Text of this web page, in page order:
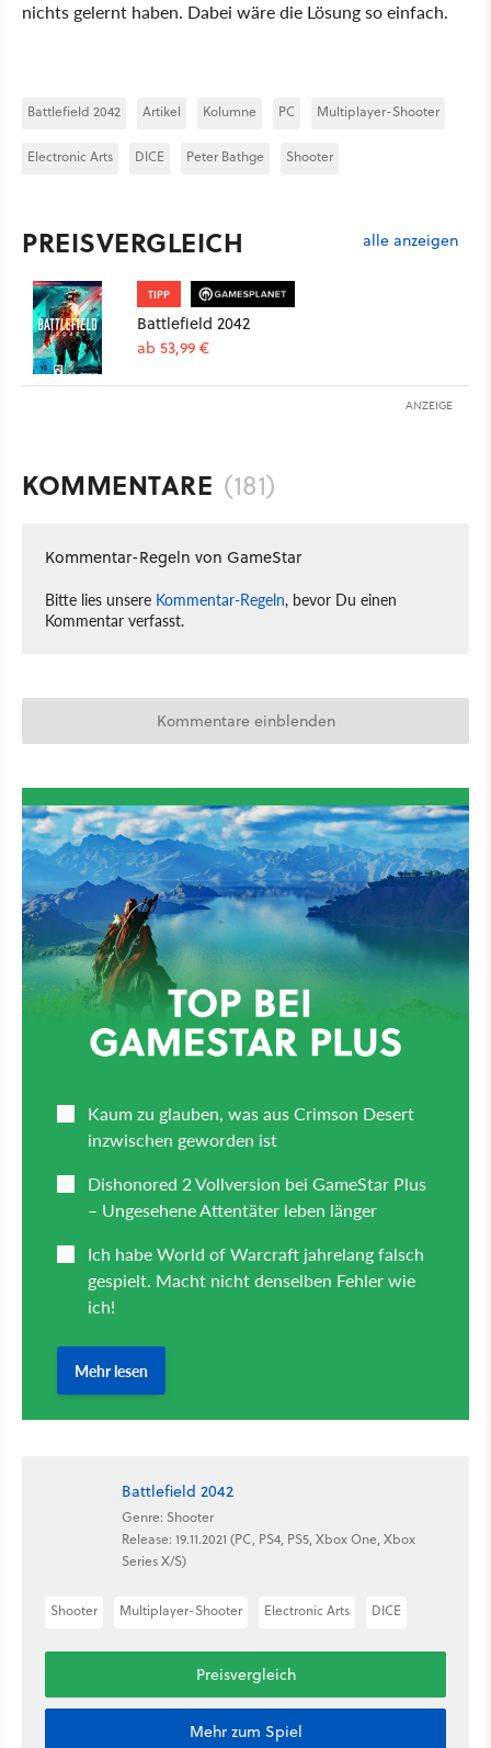
nichts gelernt haben. Dabei wäre die Lösung so einfach.
Battlefield 2042 Artikel Kolumne PC Multiplayer-Shooter
Electronic Arts DICE Peter Bathge Shooter
PREISVERGLEICH alle anzeigen
TIPP
Battlefield 2042
ab 53,99 €
ANZEIGE
KOMMENTARE (181)
Kommentar-Regeln von GameStar
Bitte lies unsere Kommentar-Regeln, bevor Du einen
Kommentar verfasst.
Kommentare einblenden
Battlefield 2042
Genre: Shooter
Release: 19.11.2021 (PC, PS4, PS5, Xbox One, Xbox
Series X/S)
Shooter Multiplayer-Shooter Electronic Arts DICE
Preisvergleich
Mehr zum Spiel